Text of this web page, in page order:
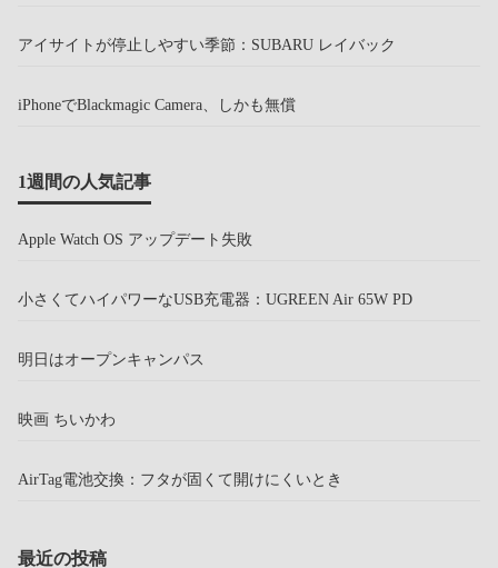
アイサイトが停止しやすい季節：SUBARU レイバック
iPhoneでBlackmagic Camera、しかも無償
1週間の人気記事
Apple Watch OS アップデート失敗
小さくてハイパワーなUSB充電器：UGREEN Air 65W PD
明日はオープンキャンパス
映画 ちいかわ
AirTag電池交換：フタが固くて開けにくいとき
最近の投稿